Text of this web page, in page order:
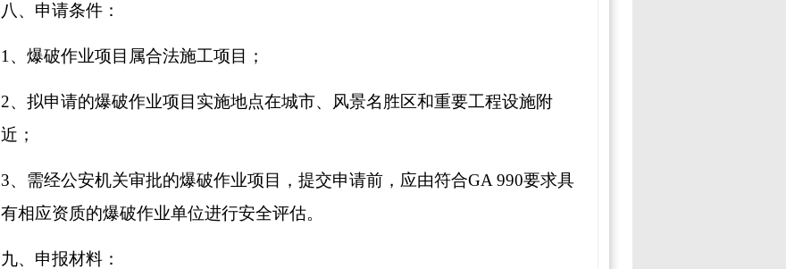
八、申请条件：
1 、爆破作业项目属合法施工项目；
2、 拟申请的爆破作业项目实施地点在城市、风景名胜区和重要工程设施附
近；
3、需经公安机关审批的爆破作业项目，提交申请前，应由符合GA 990要求具
有相应资质的爆破作业单位进行安全评估。
九、申报材料：